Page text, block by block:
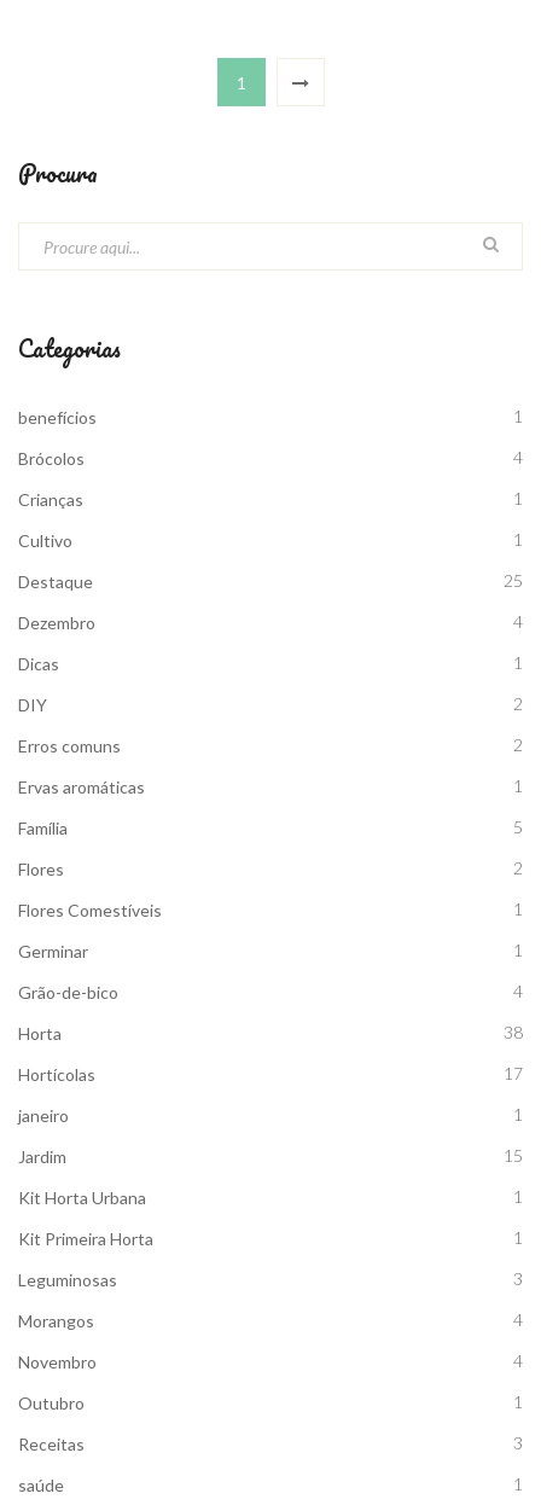
1
Procura
Categorias
benefícios 1
Brócolos 4
Crianças 1
Cultivo 1
Destaque 25
Dezembro 4
Dicas 1
DIY 2
Erros comuns 2
Ervas aromáticas 1
Família 5
Flores 2
Flores Comestíveis 1
Germinar 1
Grão-de-bico 4
Horta 38
Hortícolas 17
janeiro 1
Jardim 15
Kit Horta Urbana 1
Kit Primeira Horta 1
Leguminosas 3
Morangos 4
Novembro 4
Outubro 1
Receitas 3
saúde 1